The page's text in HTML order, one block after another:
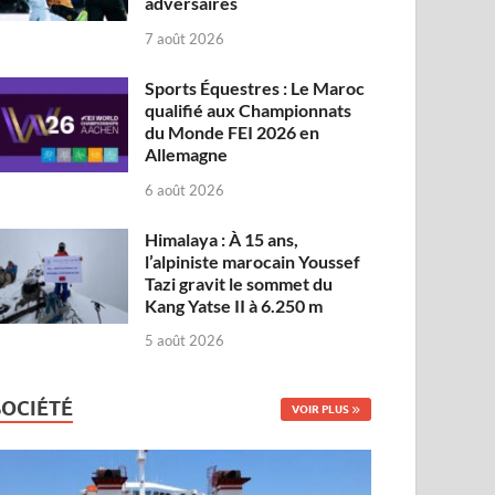
7 août 2026
Sports Équestres : Le Maroc
qualifié aux Championnats
du Monde FEI 2026 en
Allemagne
6 août 2026
Himalaya : À 15 ans,
l’alpiniste marocain Youssef
Tazi gravit le sommet du
Kang Yatse II à 6.250 m
5 août 2026
VOIR PLUS